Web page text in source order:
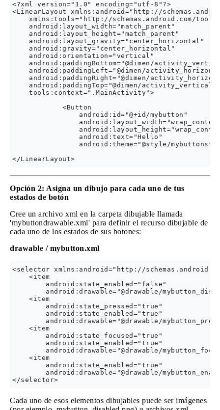
<?xml version="1.0" encoding="utf-8"?>
<LinearLayout xmlns:android="http://
xmlns:tools="http://schemas.android.com/
    android:layout_width="match_parent"
    android:layout_height="match_parent"
    android:layout_gravity="center_horizontal"
    android:gravity="center_horizontal"
    android:orientation="vertical"
android:paddingBottom="@dimen/
android:paddingLeft="@dimen/
android:paddingRight="@dimen/
android:paddingTop="@dimen/
    tools:context=".MainActivity">
            <Button
                android:id="@+id/mybutton"
                android:text="Hello"
android:theme="@style/
Opción 2: Asigna un dibujo para cada uno de tus
estados de botón
Cree un archivo xml en la carpeta dibujable llamada
'mybuttondrawable.xml' para definir el recurso dibujable de
cada uno de los estados de sus botones:
drawable / mybutton.xml
<selector xmlns:android="http://
    <item
        android:state_enabled="false"
android:drawable="@drawable/
    <item
        android:state_pressed="true"
        android:state_enabled="true"
android:drawable="@drawable/
    <item
        android:state_focused="true"
        android:state_enabled="true"
android:drawable="@drawable/
    <item
        android:state_enabled="true"
android:drawable="@drawable/
Cada uno de esos elementos dibujables puede ser imágenes